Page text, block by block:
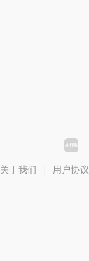
关于我们 用户协议